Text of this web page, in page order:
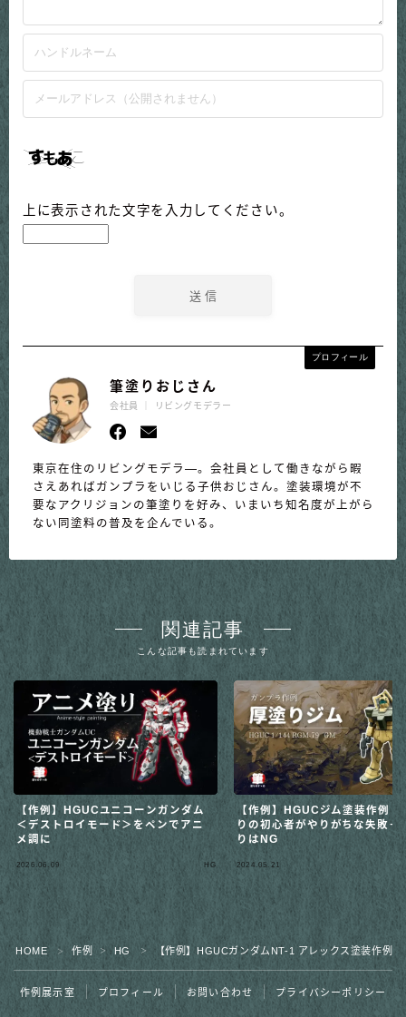
上に表示された文字を入力してください。
プロフィール
筆塗りおじさん
会社員 ｜ リビングモデラー
東京在住のリビングモデラ―。会社員として働きながら暇
さえあればガンプラをいじる子供おじさん。塗装環境が不
要なアクリジョンの筆塗りを好み、いまいち知名度が上がら
ない同塗料の普及を企んでいる。
関連記事
こんな記事も読まれています
【作例】HGUCユニコーンガンダム
＜デストロイモード＞をペンでアニ
メ調に
2026.06.09 HG
【作例】HGUCジム塗装作例：
りの初心者がやりがちな失敗－
りはNG
2024.05.21
HOME ＞ 作例 ＞ HG ＞ 【作例】HGUCガンダムNT-1 アレックス塗装作例ー
作例展示室 プロフィール お問い合わせ プライバシーポリシー